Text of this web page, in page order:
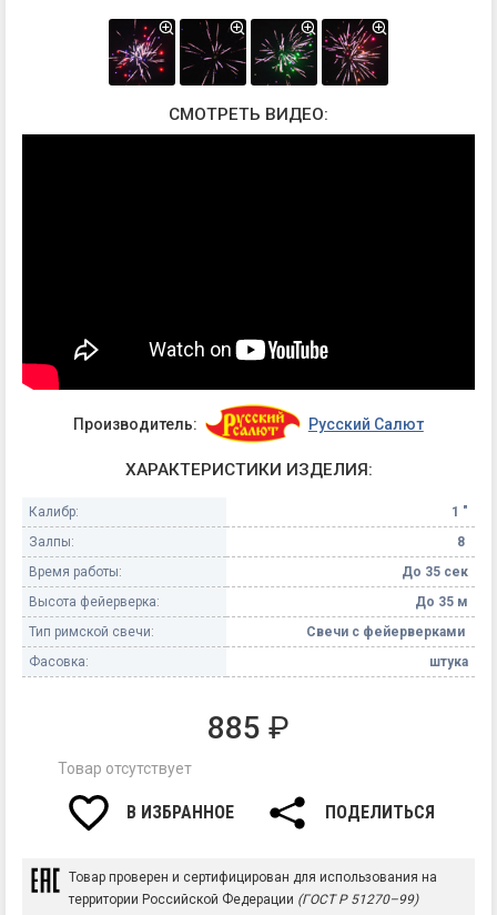
СМОТРЕТЬ ВИДЕО:
Производитель: Русский Салют
ХАРАКТЕРИСТИКИ ИЗДЕЛИЯ:
Калибр:
1 "
Залпы:
8
Время работы:
До 35 сек
Высота фейерверка:
До 35 м
Тип римской свечи:
Свечи с фейерверками
Фасовка:
штука
885 ₽
Товар отсутствует
В ИЗБРАННОЕ ПОДЕЛИТЬСЯ
Товар проверен и сертифицирован для использования на
территории Российской Федерации (ГОСТ Р 51270–99)